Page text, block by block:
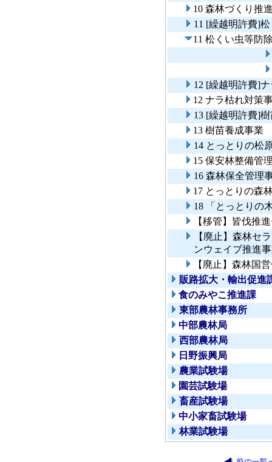
10 森林づくり推
11 [繰越明許費]
11 松くい虫等
12 [繰越明許費]
12 ナラ枯れ対策
13 [繰越明許費]
13 樹苗養成事業
14 とっとりの松
15 保安林整備管
16 森林保全管理
17 とっとりの
18 「とっとりの
【移管】皆伐推
【廃止】森林セ
ンウェイブ推進
【廃止】森林国
販路拡大・輸出促進
食のみやこ推進課
東部農林事務所
中部農林局
西部農林局
日野振興局
農業試験場
園芸試験場
畜産試験場
中小家畜試験場
林業試験場